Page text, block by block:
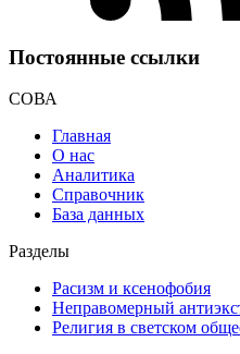
Постоянные ссылки
СОВА
Главная
О нас
Аналитика
Справочник
База данных
Разделы
Расизм и ксенофобия
Неправомерный
Религия в светском